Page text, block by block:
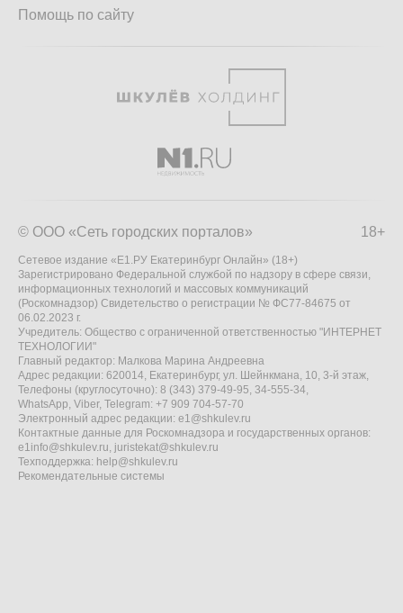
Помощь по сайту
18+
© ООО «Сеть городских порталов»
Сетевое издание «Е1.РУ Екатеринбург Онлайн» (18+)
Зарегистрировано Федеральной службой по надзору в сфере связи,
информационных технологий и массовых коммуникаций
(Роскомнадзор) Свидетельство о регистрации № ФС77-84675 от
06.02.2023 г.
Учредитель: Общество с ограниченной ответственностью "ИНТЕРНЕТ
ТЕХНОЛОГИИ"
Главный редактор: Малкова Марина Андреевна
Адрес редакции: 620014, Екатеринбург, ул. Шейнкмана, 10, 3-й этаж,
Телефоны (круглосуточно): 8 (343) 379-49-95, 34-555-34,
WhatsApp, Viber, Telegram: +7 909 704-57-70
Электронный адрес редакции: e1@shkulev.ru
Контактные данные для Роскомнадзора и государственных органов:
e1info@shkulev.ru, juristekat@shkulev.ru
Техподдержка: help@shkulev.ru
Рекомендательные системы